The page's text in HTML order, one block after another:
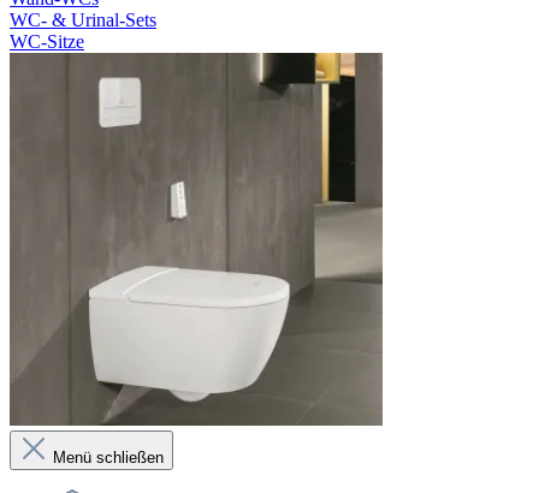
WC- & Urinal-Sets
WC-Sitze
Menü schließen